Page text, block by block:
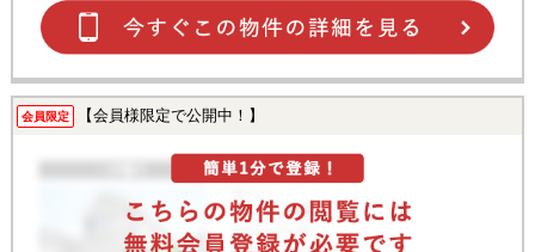
会員限定 【会員様限定で公開中！】